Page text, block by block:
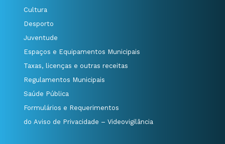
Cultura
Desporto
Juventude
Espaços e Equipamentos Municipais
Taxas, licenças e outras receitas
Regulamentos Municipais
Saúde Pública
Formulários e Requerimentos
do Aviso de Privacidade – Videovigilância